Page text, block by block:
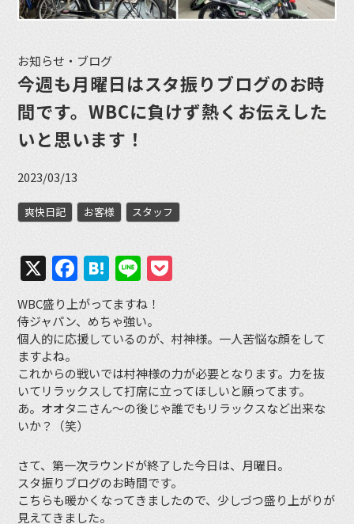
お知らせ・ブログ
今週も月曜日はスタ振りブログのお時
間です。WBCに負けず熱くお伝えした
いと思います！
2023/03/13
爽快日記 お客様 スタッフ
X Facebook
Hatena
Line
WBC盛り上がってますね！
侍ジャパン、めちゃ強い。
個人的に応援しているのが、村神様。一人苦悩な顔をして
ますよね。
これからの戦いでは村神様の力が必要となります。力を抜
いてリラックスして打席に立ってほしいと願ってます。
あ。オオタニさん〜の後じゃ誰でもリラックスなど出来な
いか？（笑）
さて、第一次ラウンドが終了した今日は、月曜日。
スタ振りブログのお時間です。
こちらも暖かくなってきましたので、少しづつ盛り上がりが
見えてきました。